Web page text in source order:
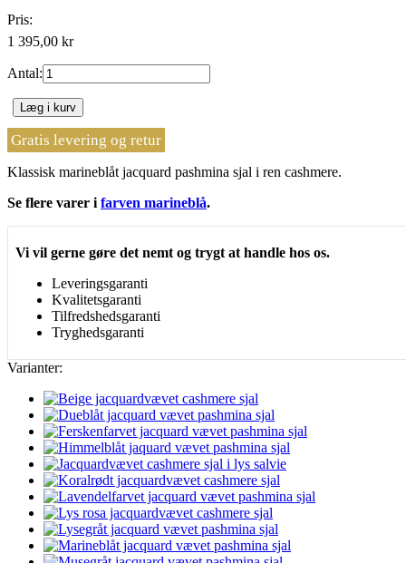
Pris:
1 395,00 kr
Antal:
Læg i kurv
Gratis levering og retur
Klassisk marineblåt jacquard pashmina sjal i ren cashmere.
Se flere varer i farven marineblå.
Vi vil gerne gøre det nemt og trygt at handle hos os.
Leveringsgaranti
Kvalitetsgaranti
Tilfredshedsgaranti
Tryghedsgaranti
Varianter: